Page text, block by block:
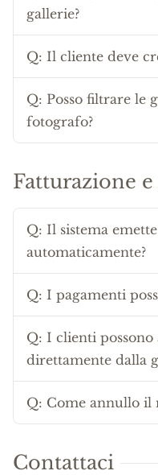
gallerie?
Q: Il cliente deve
Q: Posso filtrare le
fotografo?
Fatturazione
Q: Il sistema
automaticamente?
Q: I pagamenti
Q: I clienti possono
direttamente dalla
Q: Come annullo il
Contattaci